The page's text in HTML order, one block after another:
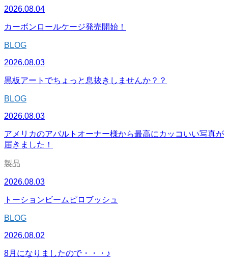
2026.08.04
カーボンロールケージ発売開始！
BLOG
2026.08.03
黒板アートでちょっと息抜きしませんか？？
BLOG
2026.08.03
アメリカのアバルトオーナー様から最高にカッコいい写真が
届きました！
製品
2026.08.03
トーションビームピロブッシュ
BLOG
2026.08.02
8月になりましたので・・・♪